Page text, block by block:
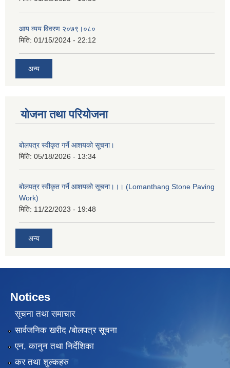
आय व्यय विवरण २०७९।०८०
मिति: 01/15/2024 - 22:12
अन्य
योजना तथा परियोजना
बोलपत्र स्वीकृत गर्ने आशयको सूचना।
मिति: 05/18/2026 - 13:34
बोलपत्र स्वीकृत गर्ने आशयको सूचना।।। (Lomanthang Stone Paving
Work)
मिति: 11/22/2023 - 19:48
अन्य
Notices
सूचना तथा समाचार
सार्वजनिक खरीद /बोलपत्र सूचना
एन, कानुन तथा निर्देशिका
कर तथा शुल्कहरु